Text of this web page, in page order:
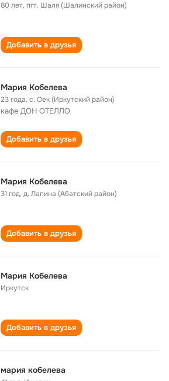
80 лет,пгт. Шаля (Шалинский район)
Добавить в друзья
Мария Кобелева
23 года,с. Оек (Иркутский район)
кафе ДОН ОТЕЛЛО
Добавить в друзья
Мария Кобелева
31 год,д. Лапина (Абатский район)
Добавить в друзья
Мария Кобелева
Иркутск
Добавить в друзья
мария кобелева